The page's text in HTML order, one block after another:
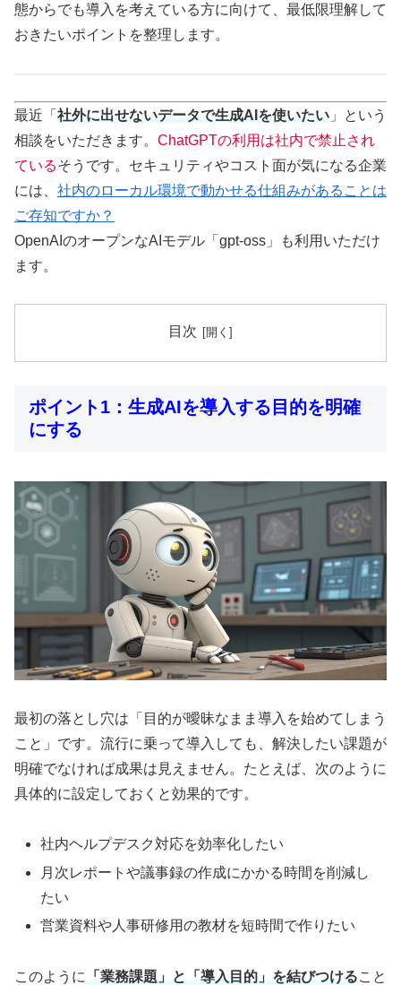
態からでも導入を考えている方に向けて、最低限理解して
おきたいポイントを整理します。
最近「 社外に出せないデータで生成AIを使いたい 」という
相談をいただきます。 ChatGPTの利用は社内で禁止され
ているそうです。セキュリティやコスト面が気になる企業
には、 社内のローカル環境で動かせる仕組みがあることは
ご存知ですか？
OpenAIのオープンなAIモデル「gpt-oss」も利用いただけ
ます。
目次
ポイント1：生成AIを導入する目的を明確
にする
最初の落とし穴は「目的が曖昧なまま導入を始めてしまう
こと」です。流行に乗って導入しても、解決したい課題が
明確でなければ成果は見えません。たとえば、次のように
具体的に設定しておくと効果的です。
社内ヘルプデスク対応を効率化したい
月次レポートや議事録の作成にかかる時間を削減し
たい
営業資料や人事研修用の教材を短時間で作りたい
このように 「業務課題」と「導入目的」を結びつけること